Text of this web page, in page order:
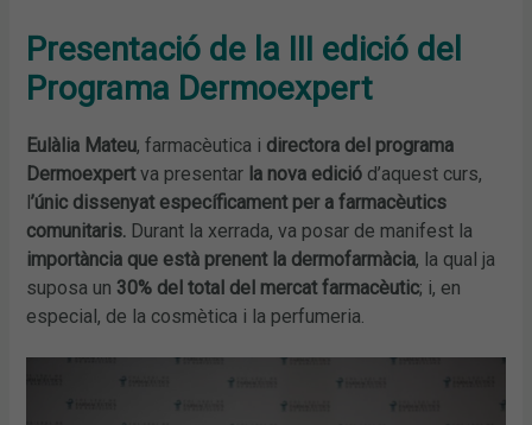
Presentació de la III edició del
Programa Dermoexpert
Eulàlia Mateu, farmacèutica i directora del programa
Dermoexpertva presentar la nova edició d’aquest curs,
l’únic dissenyat específicament per a farmacèutics
comunitaris. Durant la xerrada, va posar de manifest la
importància que està prenent la dermofarmàcia, la qual ja
suposa un 30% del total del mercat farmacèutic; i, en
especial, de la cosmètica i la perfumeria.